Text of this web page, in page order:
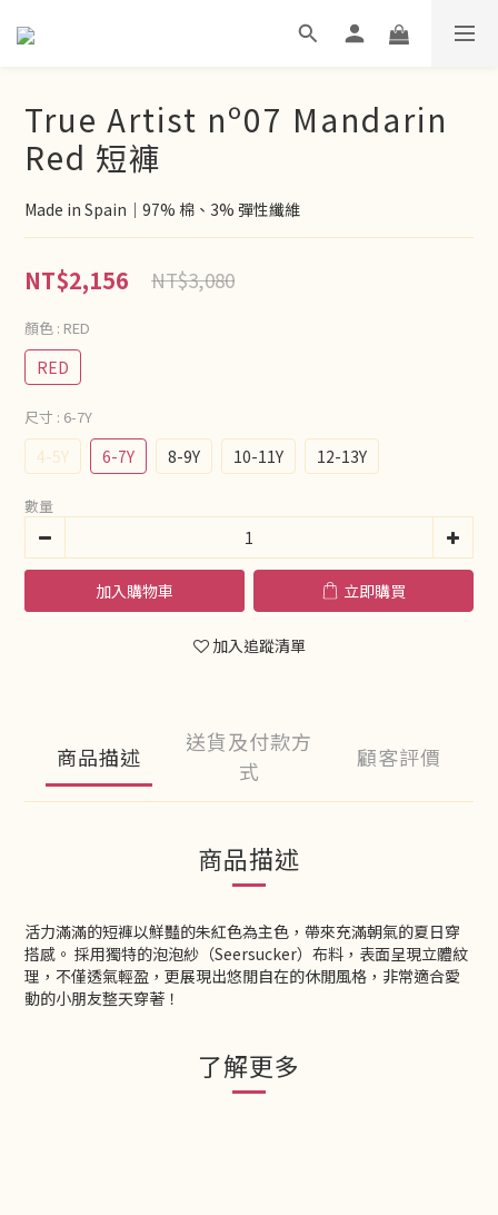
True Artist nº07 Mandarin
Red 短褲
Made in Spain｜97% 棉、3% 彈性纖維
NT$2,156 NT$3,080
顏色 : RED
RED
尺寸 : 6-7Y
4-5Y 6-7Y 8-9Y 10-11Y 12-13Y
數量
加入購物車 立即購買
加入追蹤清單
商品描述
送貨及付款方
式
顧客評價
商品描述
活力滿滿的短褲以鮮豔的朱紅色為主色，帶來充滿朝氣的夏日穿
搭感。 採用獨特的泡泡紗（Seersucker）布料，表面呈現立體紋
理，不僅透氣輕盈，更展現出悠閒自在的休閒風格，非常適合愛
動的小朋友整天穿著！
了解更多